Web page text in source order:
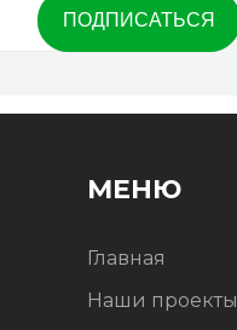
МЕНЮ
Главная
Наши проекты